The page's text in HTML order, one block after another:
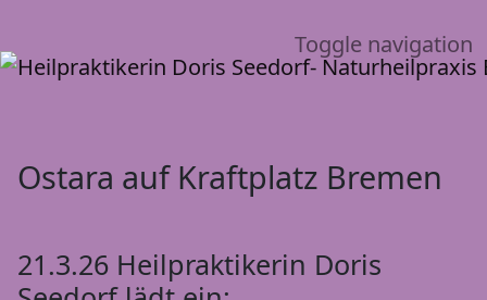
Toggle navigation
Ostara auf Kraftplatz Bremen
21.3.26 Heilpraktikerin Doris